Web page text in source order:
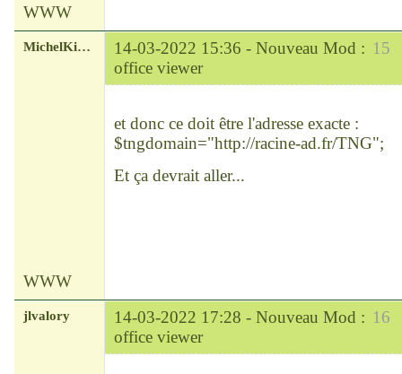
WWW
15
MichelKirsch 14-03-2022 15:36 - Nouveau Mod :
office viewer
et donc ce doit être l'adresse exacte :
$tngdomain="http://racine-ad.fr/TNG";
Et ça devrait aller...
WWW
16
jlvalory 14-03-2022 17:28 - Nouveau Mod :
office viewer